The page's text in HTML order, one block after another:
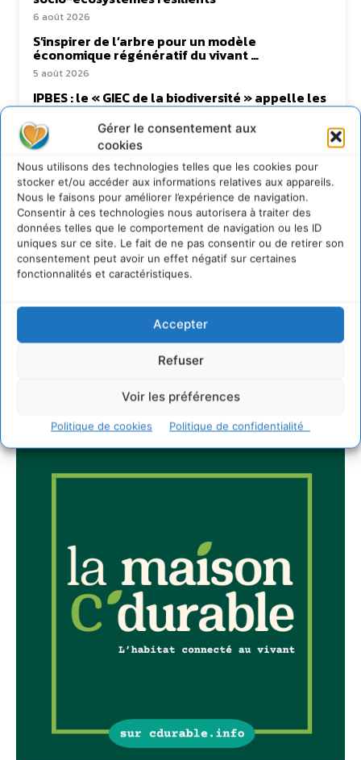
Gérer le consentement aux
cookies
Nous utilisons des technologies telles que les cookies pour
stocker et/ou accéder aux informations relatives aux appareils.
Nous le faisons pour améliorer l’expérience de navigation.
Consentir à ces technologies nous autorisera à traiter des
données telles que le comportement de navigation ou les ID
uniques sur ce site. Le fait de ne pas consentir ou de retirer son
consentement peut avoir un effet négatif sur certaines
fonctionnalités et caractéristiques.
Accepter
Refuser
Voir les préférences
Politique de cookies Politique de confidentialité
6 août 2026
S’inspirer de l’arbre pour un modèle
économique régénératif du vivant …
5 août 2026
IPBES : le « GIEC de la biodiversité » appelle les
entreprises à devenir des alliées du vivant
4 août 2026
Comment le sol français a perdu sa mémoire
hydrique et déréglé tout le territoire (2020-
2026)
2 août 2026
Newsletter